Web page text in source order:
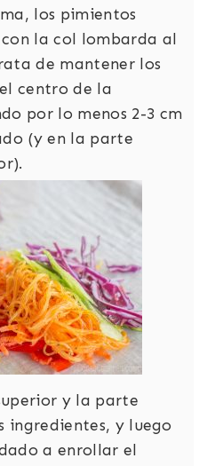
los pimientos
la col lombarda al
de mantener los
centro de la
por lo menos 2-3 cm
(y en la parte
y la parte
ingredientes, y luego
a enrollar el